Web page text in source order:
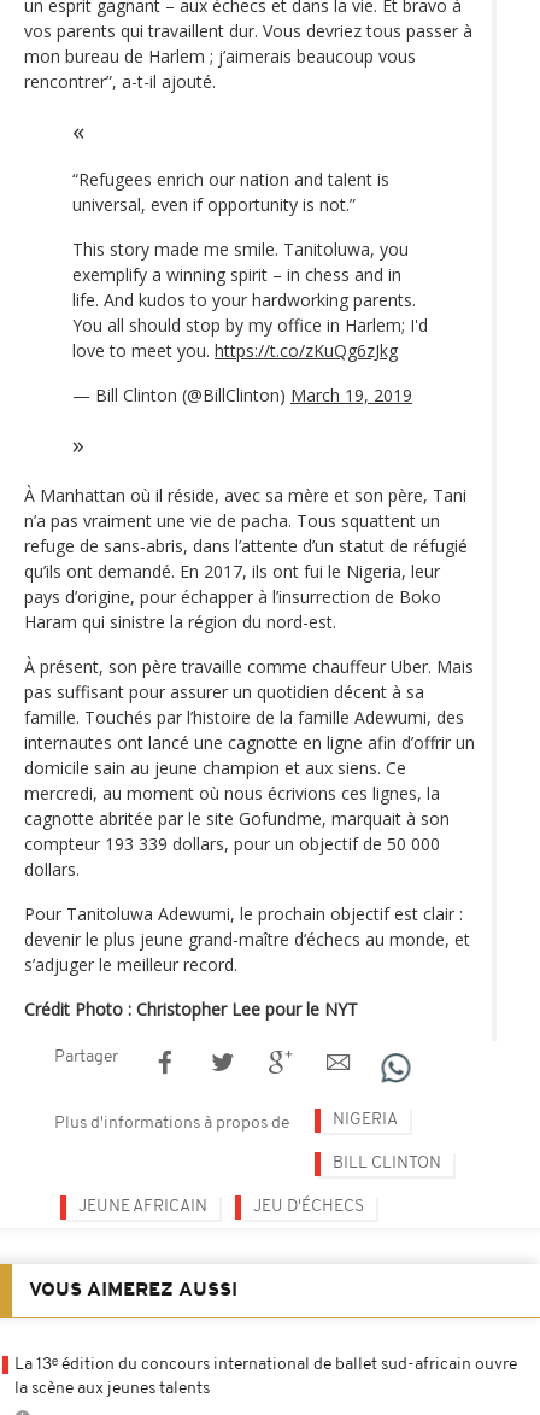
un esprit gagnant – aux échecs et dans la vie. Et bravo à
vos parents qui travaillent dur. Vous devriez tous passer à
mon bureau de Harlem ; j’aimerais beaucoup vous
rencontrer”, a-t-il ajouté.
“Refugees enrich our nation and talent is
universal, even if opportunity is not.”
This story made me smile. Tanitoluwa, you
exemplify a winning spirit – in chess and in
life. And kudos to your hardworking parents.
You all should stop by my office in Harlem; I'd
love to meet you. https://t.co/zKuQg6zJkg
— Bill Clinton (@BillClinton) March 19, 2019
À Manhattan où il réside, avec sa mère et son père, Tani
n’a pas vraiment une vie de pacha. Tous squattent un
refuge de sans-abris, dans l’attente d’un statut de réfugié
qu’ils ont demandé. En 2017, ils ont fui le Nigeria, leur
pays d’origine, pour échapper à l’insurrection de Boko
Haram qui sinistre la région du nord-est.
À présent, son père travaille comme chauffeur Uber. Mais
pas suffisant pour assurer un quotidien décent à sa
famille. Touchés par l’histoire de la famille Adewumi, des
internautes ont lancé une cagnotte en ligne afin d’offrir un
domicile sain au jeune champion et aux siens. Ce
mercredi, au moment où nous écrivions ces lignes, la
cagnotte abritée par le site Gofundme, marquait à son
compteur 193 339 dollars, pour un objectif de 50 000
dollars.
Pour Tanitoluwa Adewumi, le prochain objectif est clair :
devenir le plus jeune grand-maître d‘échecs au monde, et
s’adjuger le meilleur record.
Crédit Photo : Christopher Lee pour le NYT
Partager
Plus d'informations à propos de NIGERIA
BILL CLINTON
JEUNE AFRICAIN JEU D'ÉCHECS
VOUS AIMEREZ AUSSI
La 13ᵉ édition du concours international de ballet sud-africain ouvre
la scène aux jeunes talents